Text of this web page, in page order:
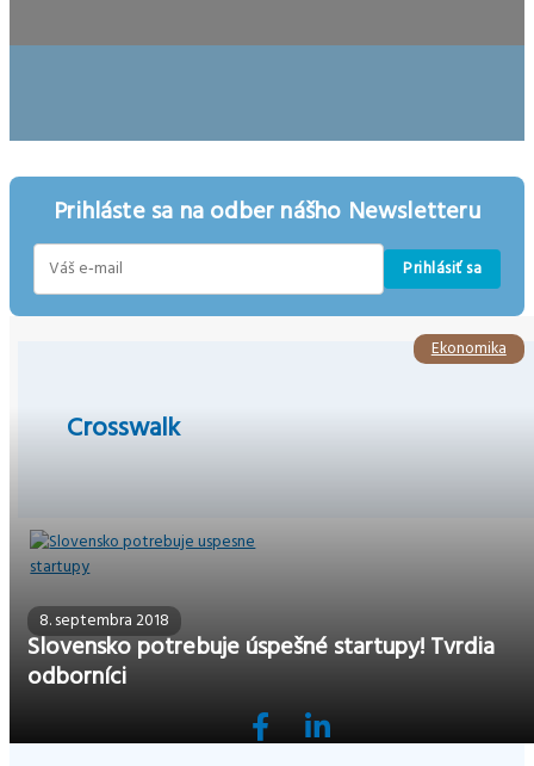
Prihláste sa na odber nášho Newsletteru
Prihlásiť sa
Crosswalk
8. septembra 2018
Slovensko potrebuje úspešné startupy! Tvrdia
odborníci
Ekonomika